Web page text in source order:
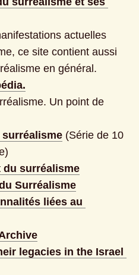
actuelles
ce site contient aussi
en général.
Un point de
surréalisme (Série de 10
du surréalisme
Surréalisme
liées au
legacies in the Israel